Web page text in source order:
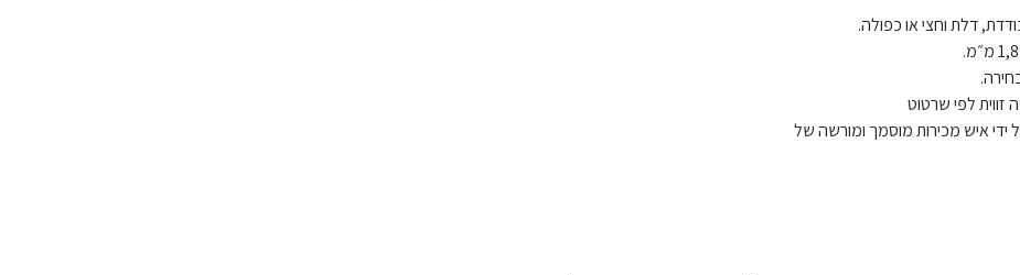
דלת וחצי או כפולה.
לפי שרטוט
ידי איש מכירות מוסמך ומורשה של